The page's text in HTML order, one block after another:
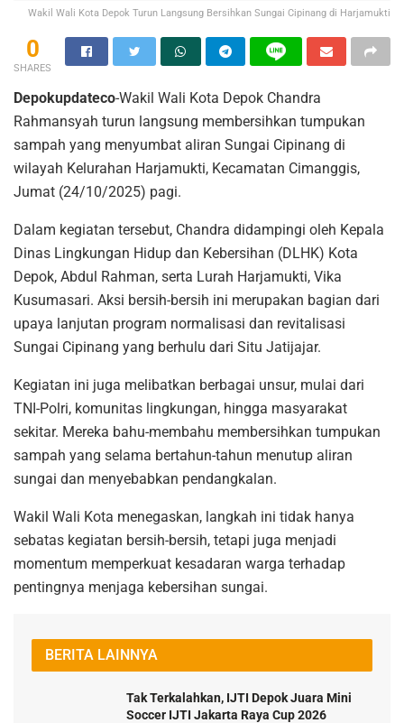
Wakil Wali Kota Depok Turun Langsung Bersihkan Sungai Cipinang di Harjamukti
0
SHARES
Depokupdateco-Wakil Wali Kota Depok Chandra
Rahmansyah turun langsung membersihkan tumpukan
sampah yang menyumbat aliran Sungai Cipinang di
wilayah Kelurahan Harjamukti, Kecamatan Cimanggis,
Jumat (24/10/2025) pagi.
Dalam kegiatan tersebut, Chandra didampingi oleh Kepala
Dinas Lingkungan Hidup dan Kebersihan (DLHK) Kota
Depok, Abdul Rahman, serta Lurah Harjamukti, Vika
Kusumasari. Aksi bersih-bersih ini merupakan bagian dari
upaya lanjutan program normalisasi dan revitalisasi
Sungai Cipinang yang berhulu dari Situ Jatijajar.
Kegiatan ini juga melibatkan berbagai unsur, mulai dari
TNI-Polri, komunitas lingkungan, hingga masyarakat
sekitar. Mereka bahu-membahu membersihkan tumpukan
sampah yang selama bertahun-tahun menutup aliran
sungai dan menyebabkan pendangkalan.
Wakil Wali Kota menegaskan, langkah ini tidak hanya
sebatas kegiatan bersih-bersih, tetapi juga menjadi
momentum memperkuat kesadaran warga terhadap
pentingnya menjaga kebersihan sungai.
BERITA LAINNYA
Tak Terkalahkan, IJTI Depok Juara Mini
Soccer IJTI Jakarta Raya Cup 2026